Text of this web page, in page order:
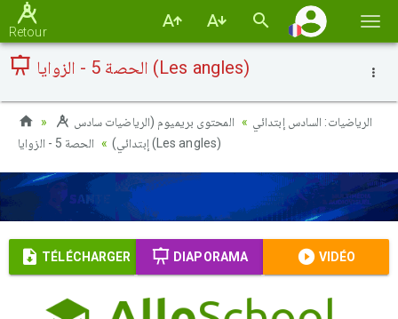
la
Retour
الحصة 5 - الزوايا (Les angles)
الرياضيات: السادس إبتدائي
المحتوى بريميوم (الرياضيات سادس
إبتدائي) الحصة 5 - الزوايا (Les angles)
TÉLÉCHARGER DIAPORAMA VIDÉO